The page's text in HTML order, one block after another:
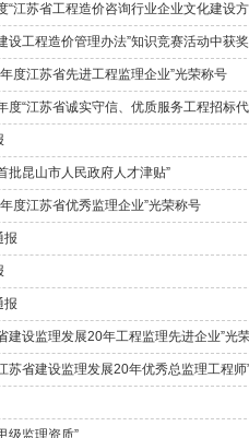
“江苏省工程造价咨询行业企业文化建设
设工程造价管理办法”知识竞赛活动中获奖
度江苏省先进工程监理企业”光荣称号
度“江苏省诚实守信、优质服务工程招标
批昆山市人民政府人才津贴”
度江苏省优秀监理企业”光荣称号
报
报
建设监理发展20年工程监理先进企业”光
苏省建设监理发展20年优秀总监理工程师
级监理资质”